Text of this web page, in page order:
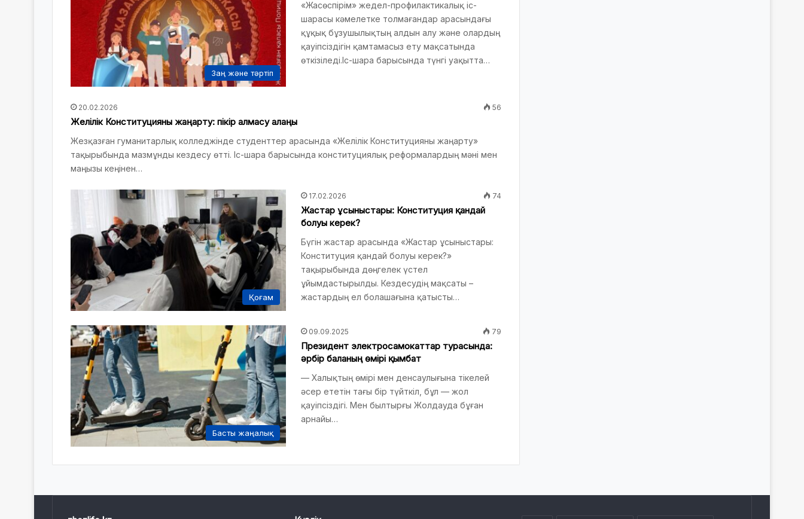
Заң және тәртіп
«Жасөспірім» жедел-профилактикалық іс-
шарасы кәмелетке толмағандар арасындағы
құқық бұзушылықтың алдын алу және олардың
қауіпсіздігін қамтамасыз ету мақсатында
өткізіледі.Іс-шара барысында түнгі уақытта…
20.02.2026 56
Желілік Конституцияны жаңарту: пікір алмасу алаңы
Жезқазған гуманитарлық колледжінде студенттер арасында «Желілік Конституцияны жаңарту»
тақырыбында мазмұнды кездесу өтті. Іс-шара барысында конституциялық реформалардың мәні мен
маңызы кеңінен…
Қоғам
17.02.2026 74
Жастар ұсыныстары: Конституция қандай
болуы керек?
Бүгін жастар арасында «Жастар ұсыныстары:
Конституция қандай болуы керек?»
тақырыбында дөңгелек үстел
ұйымдастырылды. Кездесудің мақсаты –
жастардың ел болашағына қатысты…
Басты жаңалық
09.09.2025 79
Президент электросамокаттар турасында:
әрбір баланың өмірі қымбат
— Халықтың өмірі мен денсаулығына тікелей
әсер ететін тағы бір түйткіл, бұл — жол
қауіпсіздігі. Мен былтырғы Жолдауда бұған
арнайы…